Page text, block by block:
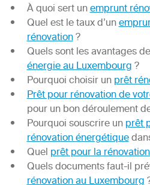
À quoi sert unemprunt
Quel est le taux d’un
rénovation?
Quels sont les avantages
énergie au Luxembourg?
Pourquoi choisir unprêt
Prêt pour rénovation de
pour un bon déroulement
Pourquoi souscrire unprêt
rénovation énergétique
Quel prêt pour la
Quels documents faut-il